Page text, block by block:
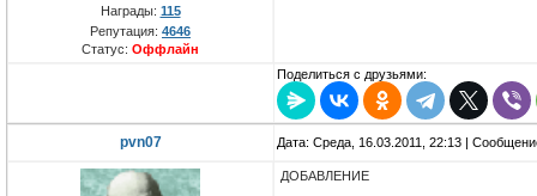
Награды: 115
Репутация: 4646
Статус: Оффлайн
Поделиться с друзьями:
pvn07 Дата: Среда, 16.03.2011, 22:13 |
ДОБАВЛЕНИЕ